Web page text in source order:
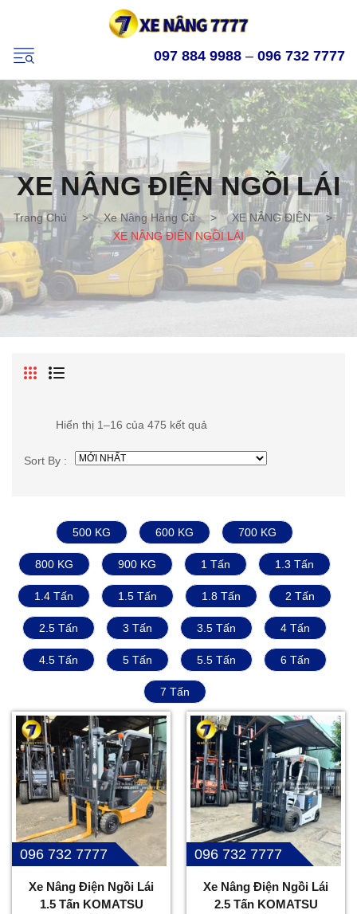
097 884 9988 – 096 732 7777
XE NÂNG ĐIỆN NGỒI LÁI
Trang Chủ > Xe Nâng Hàng Cũ > XE NÂNG ĐIỆN
>
XE NÂNG ĐIỆN NGỒI LÁI
Hiển thị 1–16 của 475 kết quả
Sort By :
500 KG 600 KG 700 KG
800 KG 900 KG 1 Tấn 1.3 Tấn
1.4 Tấn 1.5 Tấn 1.8 Tấn 2 Tấn
2.5 Tấn 3 Tấn 3.5 Tấn 4 Tấn
4.5 Tấn 5 Tấn 5.5 Tấn 6 Tấn
7 Tấn
096 732 7777
Xe Nâng Điện Ngồi Lái
1.5 Tấn KOMATSU
096 732 7777
Xe Nâng Điện Ngồi Lái
2.5 Tấn KOMATSU